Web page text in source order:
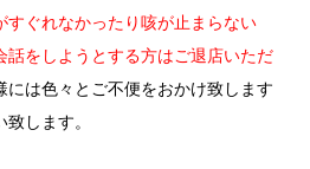
すぐれなかったり咳が止まらない
話をしようとする方はご退店いただ
には色々とご不便をおかけ致します
します。